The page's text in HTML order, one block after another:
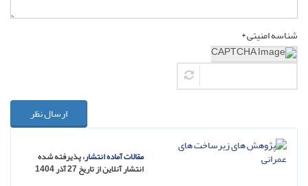
شناسه امنیتی *
ارسال نظر
مقالات آماده انتشار، پذیرفته شده
انتشار آنلاین از تاریخ 27 آذر 1404